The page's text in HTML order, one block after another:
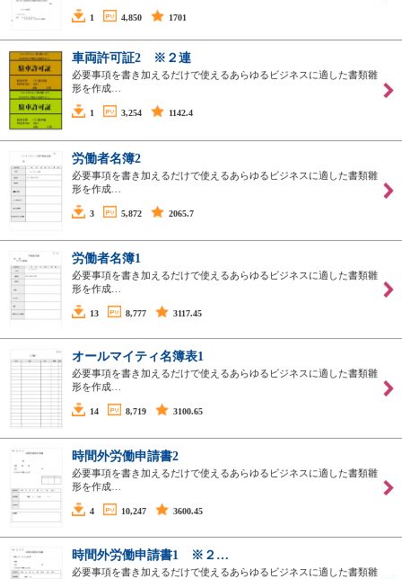
1 4,850 1701
車両許可証2 ※２連
必要事項を書き加えるだけで使えるあらゆるビジネスに適した書類雛
形を作成…
1 3,254 1142.4
労働者名簿2
必要事項を書き加えるだけで使えるあらゆるビジネスに適した書類雛
形を作成…
3 5,872 2065.7
労働者名簿1
必要事項を書き加えるだけで使えるあらゆるビジネスに適した書類雛
形を作成…
13 8,777 3117.45
オールマイティ名簿表1
必要事項を書き加えるだけで使えるあらゆるビジネスに適した書類雛
形を作成…
14 8,719 3100.65
時間外労働申請書2
必要事項を書き加えるだけで使えるあらゆるビジネスに適した書類雛
形を作成…
4 10,247 3600.45
時間外労働申請書1 ※２…
必要事項を書き加えるだけで使えるあらゆるビジネスに適した書類雛